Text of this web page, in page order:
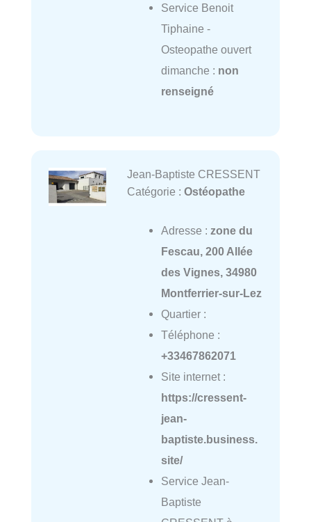
Service Benoit
Tiphaine -
Osteopathe ouvert
dimanche : non
renseigné
Jean-Baptiste CRESSENT
Catégorie : Ostéopathe
Adresse : zone du
Fescau, 200 Allée
des Vignes, 34980
Montferrier-sur-Lez
Quartier :
Téléphone :
+33467862071
Site internet :
https://cressent-
jean-
baptiste.business.
site/
Service Jean-
Baptiste